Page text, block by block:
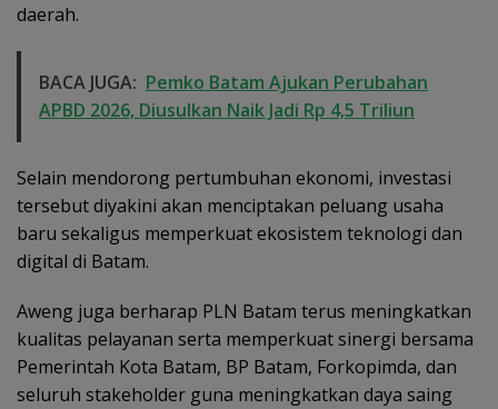
daerah.
BACA JUGA: Pemko Batam Ajukan Perubahan
APBD 2026, Diusulkan Naik Jadi Rp 4,5 Triliun
Selain mendorong pertumbuhan ekonomi, investasi
tersebut diyakini akan menciptakan peluang usaha
baru sekaligus memperkuat ekosistem teknologi dan
digital di Batam.
Aweng juga berharap PLN Batam terus meningkatkan
kualitas pelayanan serta memperkuat sinergi bersama
Pemerintah Kota Batam, BP Batam, Forkopimda, dan
seluruh stakeholder guna meningkatkan daya saing